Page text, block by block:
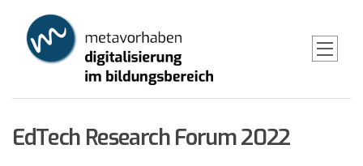
main
EdTech Research Forum 2022